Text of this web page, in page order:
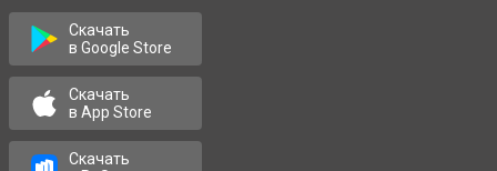
Скачать
в Google Store
Скачать
в App Store
Скачать